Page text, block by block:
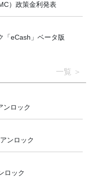
）政策金利発表
「eCash」ベータ版
一覧
ンロック
ンロック
ロック